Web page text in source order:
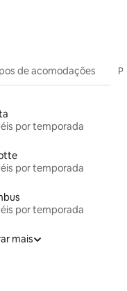
de acomodações
por temporada
por temporada
por temporada
mais